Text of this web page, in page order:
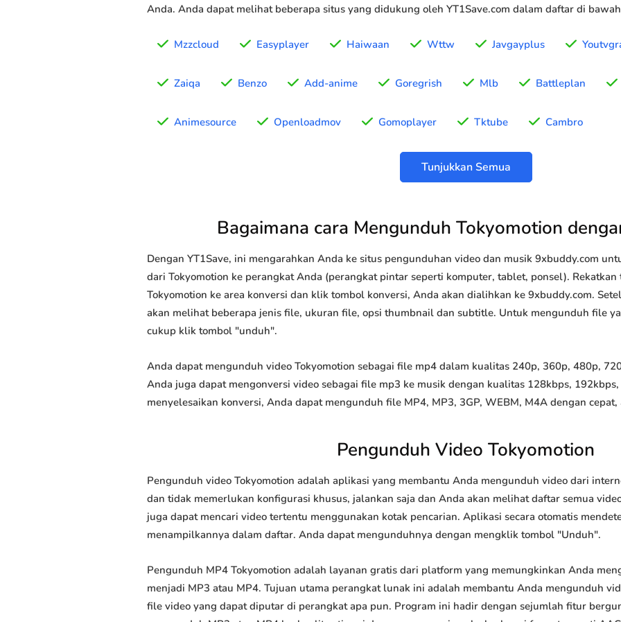
Anda. Anda dapat melihat beberapa situs yang didukung oleh YT1Save.com dalam daftar di
Mzzcloud Easyplayer Haiwaan Wttw Javgayplus
Zaiqa Benzo Add-anime Goregrish Mlb Battleplan
Animesource Openloadmov Gomoplayer Tktube Cambro
Tunjukkan Semua
Bagaimana cara Mengunduh Tokyomotion
Dengan YT1Save, ini mengarahkan Anda ke situs pengunduhan video dan musik 9xbuddy.com
dari Tokyomotion ke perangkat Anda (perangkat pintar seperti komputer, tablet, ponsel).
Tokyomotion ke area konversi dan klik tombol konversi, Anda akan dialihkan ke 9xbuddy.com.
akan melihat beberapa jenis file, ukuran file, opsi thumbnail dan subtitle. Untuk mengunduh file
cukup klik tombol "unduh".
Anda dapat mengunduh video Tokyomotion sebagai file mp4 dalam kualitas 240p, 360p, 480p,
Anda juga dapat mengonversi video sebagai file mp3 ke musik dengan kualitas 128kbps,
menyelesaikan konversi, Anda dapat mengunduh file MP4, MP3, 3GP, WEBM, M4A dengan
Pengunduh Video Tokyomotion
Pengunduh video Tokyomotion adalah aplikasi yang membantu Anda mengunduh video dari
dan tidak memerlukan konfigurasi khusus, jalankan saja dan Anda akan melihat daftar semua
juga dapat mencari video tertentu menggunakan kotak pencarian. Aplikasi secara otomatis
menampilkannya dalam daftar. Anda dapat mengunduhnya dengan mengklik tombol "Unduh".
Pengunduh MP4 Tokyomotion adalah layanan gratis dari platform yang memungkinkan Anda
menjadi MP3 atau MP4. Tujuan utama perangkat lunak ini adalah membantu Anda mengunduh
file video yang dapat diputar di perangkat apa pun. Program ini hadir dengan sejumlah fitur